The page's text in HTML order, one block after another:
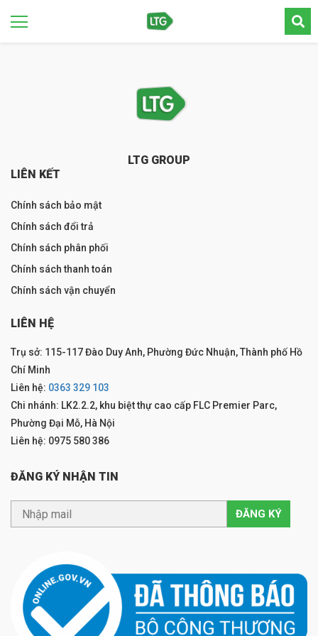
LTG GROUP
LIÊN KẾT
Chính sách bảo mật
Chính sách đổi trả
Chính sách phân phối
Chính sách thanh toán
Chính sách vận chuyển
LIÊN HỆ
Trụ sở: 115-117 Đào Duy Anh, Phường Đức Nhuận, Thành phố Hồ
Chí Minh
Liên hệ: 0363 329 103
Chi nhánh: LK2.2.2, khu biệt thự cao cấp FLC Premier Parc,
Phường Đại Mỗ, Hà Nội
Liên hệ: 0975 580 386
ĐĂNG KÝ NHẬN TIN